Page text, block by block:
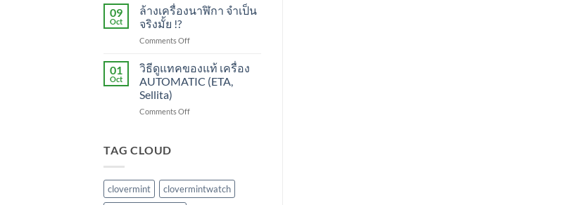
เครื่อง
พัง
ทำ
นี้
!!
(AUTOMATIC)
09
Oct
ล้างเครื่องนาฬิกา จำเป็น
จริงมั้ย !?
Comments Offon
นาฬิกา
จำเป็น
มั้ย
01
Oct
วิธีดูแทคของแท้ เครื่อง
AUTOMATIC (ETA,
Sellita)
Comments Offon
เครื่อง
AUTOMATIC
TAG CLOUD
clovermint
clovermintwatch